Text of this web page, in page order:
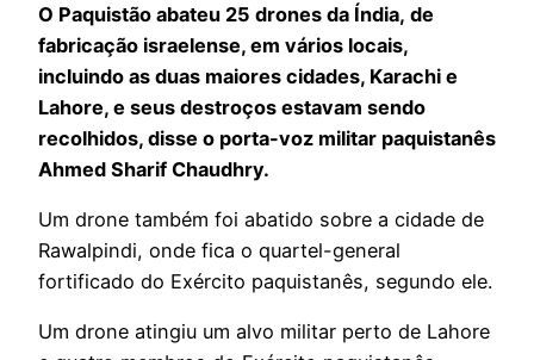
O Paquistão abateu 25 drones da Índia, de
fabricação israelense, em vários locais,
incluindo as duas maiores cidades, Karachi e
Lahore, e seus destroços estavam sendo
recolhidos, disse o porta-voz militar paquistanês
Ahmed Sharif Chaudhry.
Um drone também foi abatido sobre a cidade de
Rawalpindi, onde fica o quartel-general
fortificado do Exército paquistanês, segundo ele.
Um drone atingiu um alvo militar perto de Lahore